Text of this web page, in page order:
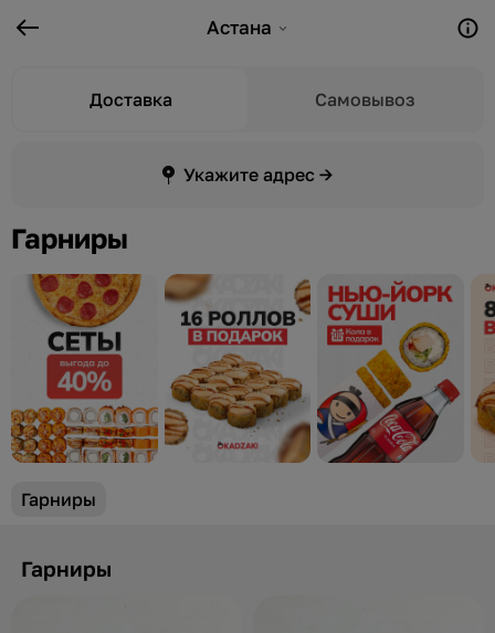
Астана
Доставка Самовывоз
Укажите адрес →
Гарниры
Гарниры
Гарниры